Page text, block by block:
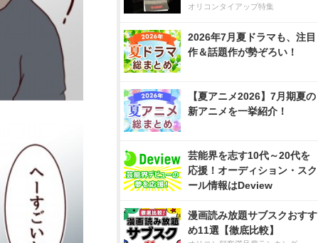
オリコンタイアップ特集
2026年7月夏ドラマも、注目
作＆話題作が勢ぞろい！
【夏アニメ2026】7月期夏の
新アニメを一挙紹介！
芸能界を志す10代～20代を
応援！オーディション・スク
ール情報はDeview
漫画読み放題サブスクおすす
め11選【徹底比較】